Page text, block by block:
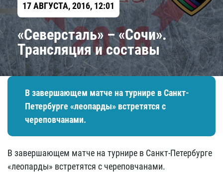
17 АВГУСТА, 2016, 12:01
«Северсталь» – «Сочи».
Трансляция и составы
В завершающем матче на турнире в Санкт-
Петербурге «леопарды» встретятся с
череповчанами.
В завершающем матче на турнире в Санкт-Петербурге
«леопарды» встретятся с череповчанами.